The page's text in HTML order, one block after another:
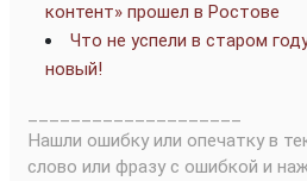
контент» прошел в Ростове
Что не успели в старом
новый!
Нашли ошибку или опечатку в
слово или фразу с ошибкой и